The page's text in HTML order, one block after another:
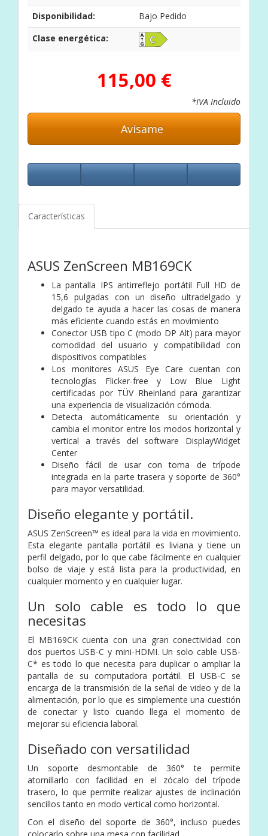
Disponibilidad:
Bajo Pedido
Clase energética:
115,00 €
*IVA Incluido
Avísame
Características
ASUS ZenScreen MB169CK
La pantalla IPS antirreflejo portátil Full HD de
15,6 pulgadas con un diseño ultradelgado y
delgado te ayuda a hacer las cosas de manera
más eficiente cuando estás en movimiento
Conector USB tipo C (modo DP Alt) para mayor
comodidad del usuario y compatibilidad con
dispositivos compatibles
Los monitores ASUS Eye Care cuentan con
tecnologías Flicker-free y Low Blue Light
certificadas por TÜV Rheinland para garantizar
una experiencia de visualización cómoda.
Detecta automáticamente su orientación y
cambia el monitor entre los modos horizontal y
vertical a través del software DisplayWidget
Center
Diseño fácil de usar con toma de trípode
integrada en la parte trasera y soporte de 360°
para mayor versatilidad.
Diseño elegante y portátil.
ASUS ZenScreen™ es ideal para la vida en movimiento.
Esta elegante pantalla portátil es liviana y tiene un
perfil delgado, por lo que cabe fácilmente en cualquier
bolso de viaje y está lista para la productividad, en
cualquier momento y en cualquier lugar.
Un solo cable es todo lo que
necesitas
El MB169CK cuenta con una gran conectividad con
dos puertos USB-C y mini-HDMI. Un solo cable USB-
C* es todo lo que necesita para duplicar o ampliar la
pantalla de su computadora portátil. El USB-C se
encarga de la transmisión de la señal de video y de la
alimentación, por lo que es simplemente una cuestión
de conectar y listo cuando llega el momento de
mejorar su eficiencia laboral.
Diseñado con versatilidad
Un soporte desmontable de 360° te permite
atornillarlo con facilidad en el zócalo del trípode
trasero, lo que permite realizar ajustes de inclinación
sencillos tanto en modo vertical como horizontal.
Con el diseño del soporte de 360°, incluso puedes
colocarlo sobre una mesa con facilidad.